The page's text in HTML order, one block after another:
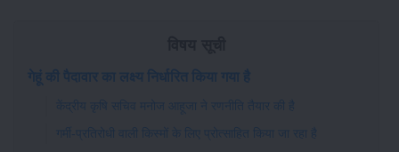
गेहूं की पैदावार का लक्ष्य निर्धारित किया गया है
केंद्रीय कृषि सचिव मनोज आहूजा ने रणनीति तैयार की है
गर्मी-प्रतिरोधी वाली किस्मों के लिए प्रोत्साहित किया जा रहा है